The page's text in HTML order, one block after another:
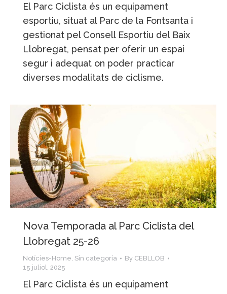
El Parc Ciclista és un equipament
esportiu, situat al Parc de la Fontsanta i
gestionat pel Consell Esportiu del Baix
Llobregat, pensat per oferir un espai
segur i adequat on poder practicar
diverses modalitats de ciclisme.
Nova Temporada al Parc Ciclista del
Llobregat 25-26
Notícies-Home Sin categoría By CEBLLOB
15 juliol, 2025
El Parc Ciclista és un equipament